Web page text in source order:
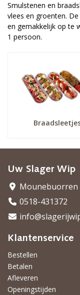
Smulstenen en
vlees en groenten.
en gemakkelijk op te
1 persoon.
Uw Slager Wip
Mounebuorren
0518-431372
Klantenservice
Bestellen
Betalen
Afleveren
Openingstijden